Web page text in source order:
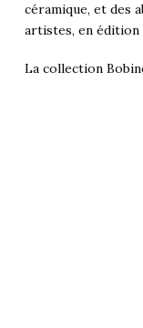
céramique, et des
artistes, en édition
La collection